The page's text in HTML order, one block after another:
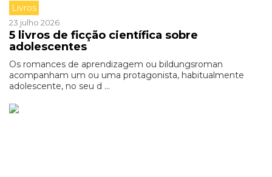
Livros
23 julho 2026
5 livros de ficção científica sobre
adolescentes
Os romances de aprendizagem ou bildungsroman
acompanham um ou uma protagonista, habitualmente
adolescente, no seu d ...